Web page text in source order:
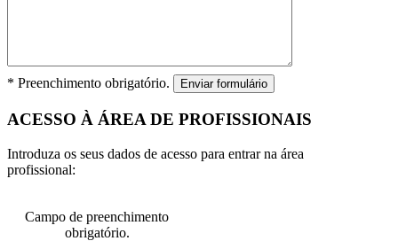
* Preenchimento obrigatório. Enviar formulário
ACESSO À ÁREA DE PROFISSIONAIS
Introduza os seus dados de acesso para entrar na área
profissional:
Campo de preenchimento
obrigatório.